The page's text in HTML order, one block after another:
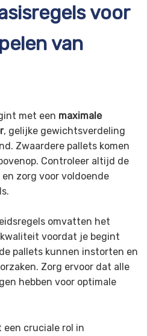
voor
van
met een maximale
, gelijke gewichtsverdeling
Zwaardere pallets komen
Controleer altijd de
zorg voor voldoende
omvatten het
voordat je begint
pallets kunnen instorten en
Zorg ervoor dat alle
hebben voor optimale
cruciale rol in